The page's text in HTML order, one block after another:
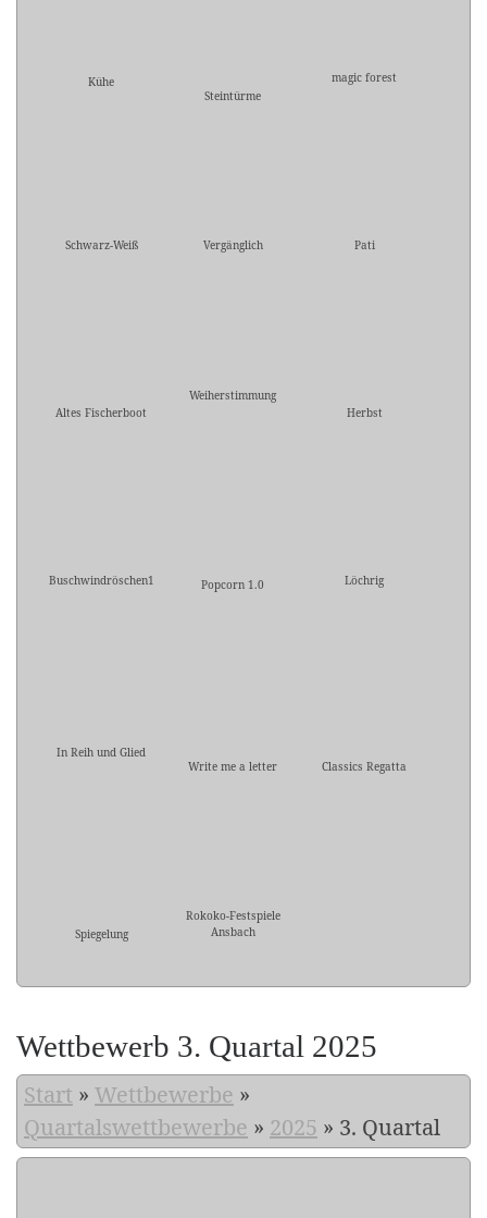
Kühe
Steintürme
magic forest
Schwarz-Weiß Vergänglich Pati
Altes Fischerboot
Weiherstimmung
Herbst
Buschwindröschen1 Popcorn 1.0 Löchrig
In Reih und Glied
Write me a letter
Classics Regatta
Spiegelung
Rokoko-Festspiele
Ansbach
Wettbewerb 3. Quartal 2025
Start » Wettbewerbe »
Quartalswettbewerbe » 2025 » 3. Quartal